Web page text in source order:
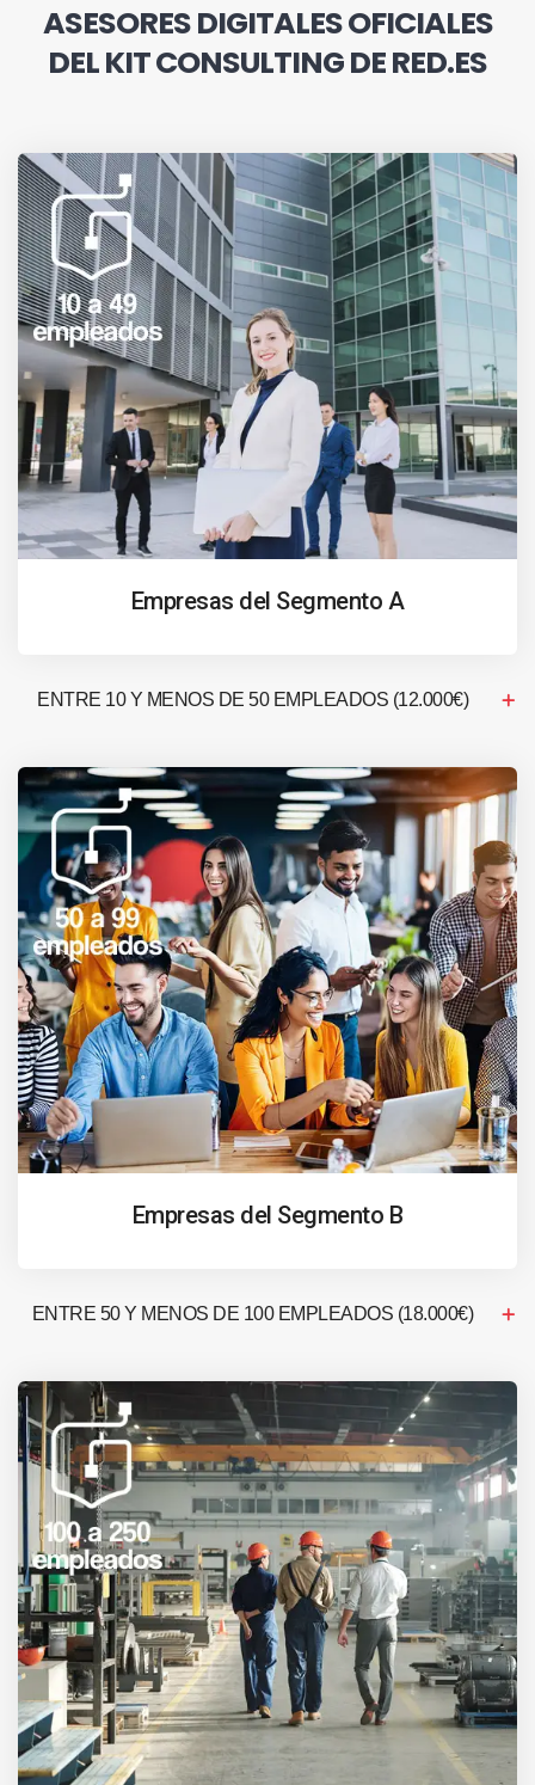
ASESORES DIGITALES OFICIALES
DEL KIT CONSULTING DE RED.ES
Empresas del Segmento A
ENTRE 10 Y MENOS DE 50 EMPLEADOS (12.000€)
Empresas del Segmento B
ENTRE 50 Y MENOS DE 100 EMPLEADOS (18.000€)